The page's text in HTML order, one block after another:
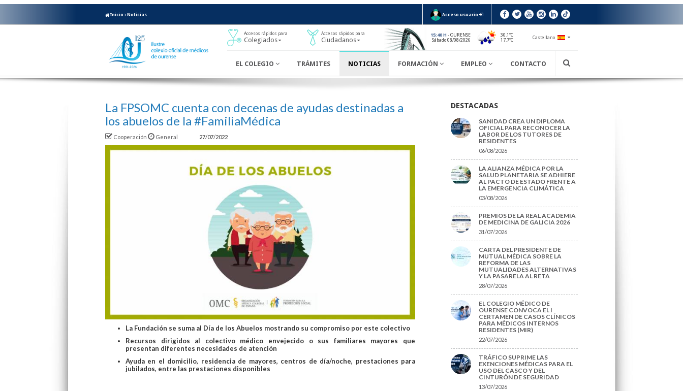
Inicio Noticias Acceso usuario
Accesos rápidos para
Colegiados
Accesos rápidos para
Ciudadanos
15:40 H - OURENSE
Sábado 08/08/2026
30.1ºC
17.7ºC
Castellano
EL COLEGIO TRÁMITES NOTICIAS FORMACIÓN EMPLEO CONTACTO
La FPSOMC cuenta con decenas de ayudas destinadas a
los abuelos de la #FamiliaMédica
Cooperación General 27/07/2022
La Fundación se suma al Día de los Abuelos mostrando su compromiso por este colectivo
Recursos dirigidos al colectivo médico envejecido o sus familiares mayores que
presentan diferentes necesidades de atención
Ayuda en el domicilio, residencia de mayores, centros de día/noche, prestaciones para
jubilados, entre las prestaciones disponibles
DESTACADAS
SANIDAD CREA UN DIPLOMA
OFICIAL PARA RECONOCER LA
LABOR DE LOS TUTORES DE
RESIDENTES
06/08/2026
LA ALIANZA MÉDICA POR LA
SALUD PLANETARIA SE ADHIERE
AL PACTO DE ESTADO FRENTE A
LA EMERGENCIA CLIMÁTICA
03/08/2026
PREMIOS DE LA REAL ACADEMIA
DE MEDICINA DE GALICIA 2026
31/07/2026
CARTA DEL PRESIDENTE DE
MUTUAL MÉDICA SOBRE LA
REFORMA DE LAS
MUTUALIDADES ALTERNATIVAS
Y LA PASARELA AL RETA
28/07/2026
EL COLEGIO MÉDICO DE
OURENSE CONVOCA EL I
CERTAMEN DE CASOS CLÍNICOS
PARA MÉDICOS INTERNOS
RESIDENTES (MIR)
22/07/2026
TRÁFICO SUPRIME LAS
EXENCIONES MÉDICAS PARA EL
USO DEL CASCO Y DEL
CINTURÓN DE SEGURIDAD
13/07/2026